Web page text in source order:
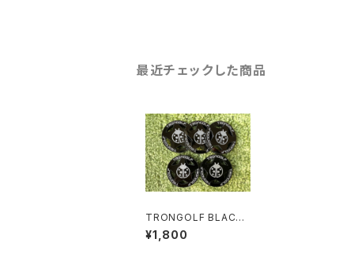
最近チェックした商品
TRONGOLF BLACK
マーカー ４０
¥1,800